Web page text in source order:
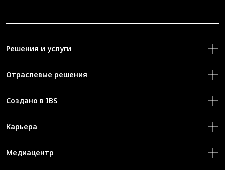
Решения и услуги
Отраслевые решения
Создано в IBS
Карьера
Медиацентр